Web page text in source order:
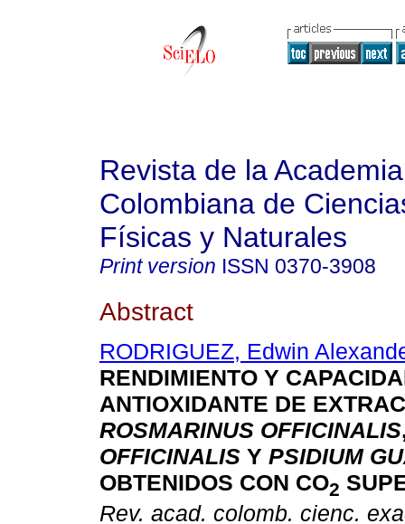
Revista de la Academia
Colombiana de
Físicas y Naturales
Print version ISSN 0370-3908
Abstract
RODRIGUEZ, Edwin
RENDIMIENTO Y
ANTIOXIDANTE DE
ROSMARINUS OFFICINALIS
OFFICINALIS Y PSIDIUM
OBTENIDOS CON CO2
Rev. acad. colomb. cienc.